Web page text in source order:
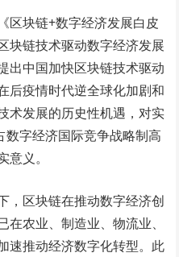
区块链+数字经济发展白皮
块链技术驱动数字经济发展
出中国加快区块链技术驱动
后疫情时代逆全球化加剧和
术发展的历史性机遇，对实
数字经济国际竞争战略制高
义。
，区块链在推动数字经济创
农业、制造业、物流业、
速推动经济数字化转型。此